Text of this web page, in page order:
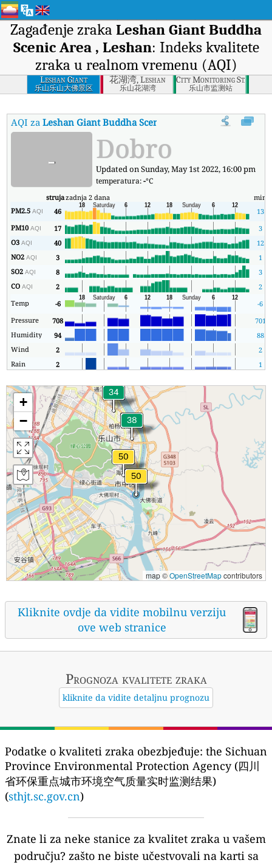
Zagađenje zraka Leshan Giant Buddha
Scenic Area , Leshan: Indeks kvalitete
zraka u realnom vremenu (AQI)
Leshan Giant
Buddha Scenic Area
, Leshan
乐山乐山大佛景区
花湖湾, Leshan
乐山花湖湾
City Monitoring Station,
乐山市监测站
AQI zaLeshan Giant Buddha Scenic Area , Leshan: Indeks
- Dobro
Updated on Sunday, May 1st 2022, 16:00 pm
temperatura:-°C
strujazadnja 2 dana min
PM2.5AQI 46 13
PM10AQI 17 3
O3AQI 40 12
NO2AQI 3 1
SO2AQI 8 3
COAQI 2
2
Temp
-6
-6
Pressure
708 701
Humidity
94 88
Wind
2
2
Rain
2 1
+
−
map ©OpenStreetMapcontributors
Kliknite ovdje da vidite mobilnu verziju
ove web stranice
Prognoza kvalitete zraka
kliknite da vidite detaljnu prognozu
Podatke o kvaliteti zraka obezbjeđuje: the Sichuan
Province Environmental Protection Agency (四川
省环保重点城市环境空气质量实时监测结果)
(sthjt.sc.gov.cn)
Znate li za neke stanice za kvalitet zraka u vašem
području? zašto ne biste učestvovali na karti sa